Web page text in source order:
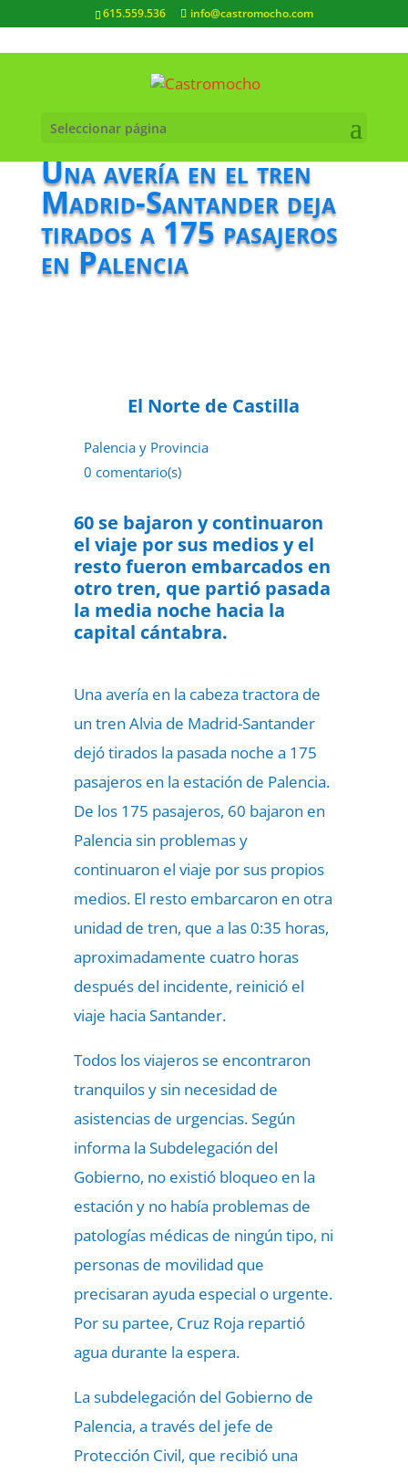
615.559.536 info@castromocho.com
Seleccionar página
Una avería en el tren
Madrid-Santander deja
tirados a 175 pasajeros
en Palencia
El Norte de Castilla
Palencia y Provincia
0 comentario(s)
60 se bajaron y continuaron
el viaje por sus medios y el
resto fueron embarcados en
otro tren, que partió pasada
la media noche hacia la
capital cántabra.
Una avería en la cabeza tractora de
un tren Alvia de Madrid-Santander
dejó tirados la pasada noche a 175
pasajeros en la estación de Palencia.
De los 175 pasajeros, 60 bajaron en
Palencia sin problemas y
continuaron el viaje por sus propios
medios. El resto embarcaron en otra
unidad de tren, que a las 0:35 horas,
aproximadamente cuatro horas
después del incidente, reinició el
viaje hacia Santander.
Todos los viajeros se encontraron
tranquilos y sin necesidad de
asistencias de urgencias. Según
informa la Subdelegación del
Gobierno, no existió bloqueo en la
estación y no había problemas de
patologías médicas de ningún tipo, ni
personas de movilidad que
precisaran ayuda especial o urgente.
Por su partee, Cruz Roja repartió
agua durante la espera.
La subdelegación del Gobierno de
Palencia, a través del jefe de
Protección Civil, que recibió una